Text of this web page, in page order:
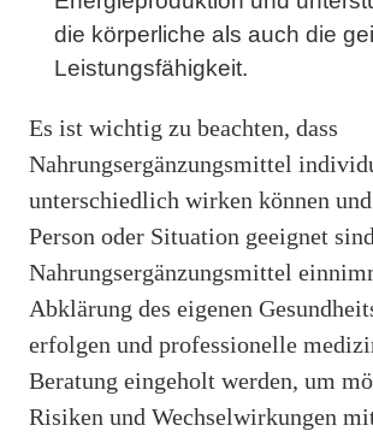
die körperliche als auch die
Leistungsfähigkeit.
Es ist wichtig zu beachten, dass
Nahrungsergänzungsmittel
unterschiedlich wirken können
Person oder Situation geeignet
Nahrungsergänzungsmittel
Abklärung des eigenen
erfolgen und professionelle
Beratung eingeholt werden, um
Risiken und Wechselwirkungen